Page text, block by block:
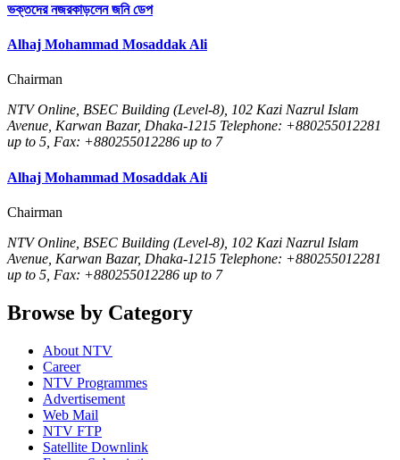
ভক্তদের নজরকাড়লেন জনি ডেপ
Alhaj Mohammad Mosaddak Ali
Chairman
NTV Online, BSEC Building (Level-8), 102 Kazi Nazrul Islam
Avenue, Karwan Bazar, Dhaka-1215 Telephone: +880255012281
up to 5, Fax: +880255012286 up to 7
Alhaj Mohammad Mosaddak Ali
Chairman
NTV Online, BSEC Building (Level-8), 102 Kazi Nazrul Islam
Avenue, Karwan Bazar, Dhaka-1215 Telephone: +880255012281
up to 5, Fax: +880255012286 up to 7
Browse by Category
About NTV
Career
NTV Programmes
Advertisement
Web Mail
NTV FTP
Satellite Downlink